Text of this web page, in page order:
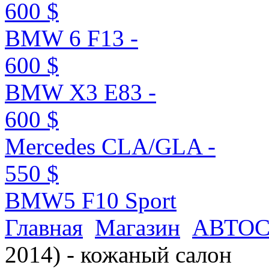
600 $
BMW 6 F13 -
600 $
BMW X3 E83 -
600 $
Mercedes CLA/GLA -
550 $
BMW5 F10 Sport
Главная Магазин
2014) - кожаный салон